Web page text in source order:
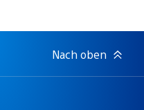
Nach oben